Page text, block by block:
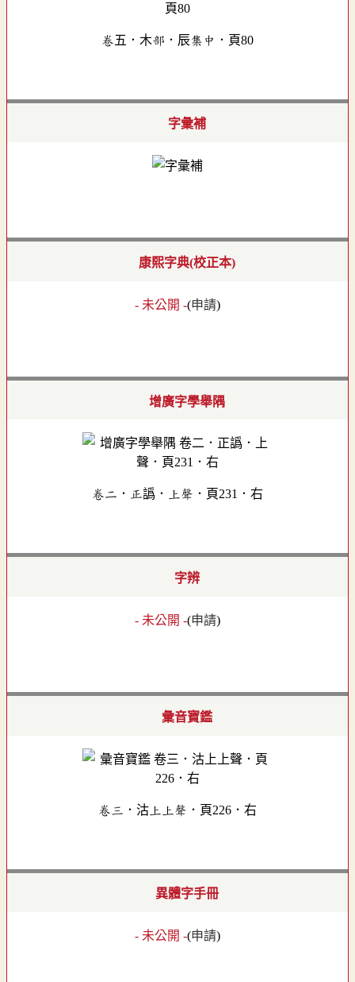
卷五．木部．辰集中．頁80
字彙補
康熙字典(校正本)
- 未公開 -(申請)
增廣字學舉隅
卷二．正譌．上聲．頁231．右
字辨
- 未公開 -(申請)
彙音寶鑑
卷三．沽上上聲．頁226．右
異體字手冊
- 未公開 -(申請)